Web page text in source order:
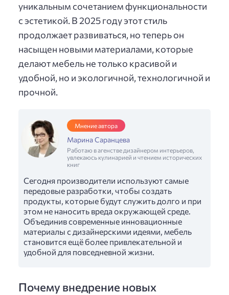
уникальным сочетанием функциональности
с эстетикой. В 2025 году этот стиль
продолжает развиваться, но теперь он
насыщен новыми материалами, которые
делают мебель не только красивой и
удобной, но и экологичной, технологичной и
прочной.
Мнение автора
Марина Саранцева
Работаю в агенстве дизайнером интерьеров,
увлекаюсь кулинарией и чтением исторических
книг
Сегодня производители используют самые
передовые разработки, чтобы создать
продукты, которые будут служить долго и при
этом не наносить вреда окружающей среде.
Объединив современные инновационные
материалы с дизайнерскими идеями, мебель
становится ещё более привлекательной и
удобной для повседневной жизни.
Почему внедрение новых